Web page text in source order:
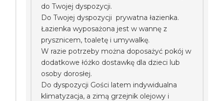
do Twojej dyspozycji.
Do Twojej dyspozycji prywatna łazienka.
Łazienka wyposażona jest w wannę z
prysznicem, toaletę i umywalkę.
W razie potrzeby można doposażyć pokój w
dodatkowe łóżko dostawkę dla dzieci lub
osoby dorosłej.
Do dyspozycji Gości latem indywidualna
klimatyzacja, a zimą grzejnik olejowy i